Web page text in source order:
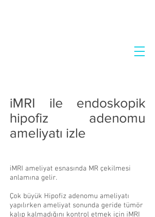
iMRI ile endoskopik
hipofiz adenomu
ameliyatı izle
iMRI ameliyat esnasında MR çekilmesi
anlamına gelir.
Çok büyük Hipofiz adenomu ameliyatı
yapılırken ameliyat sonunda geride tümör
kalıp kalmadığını kontrol etmek için iMRI